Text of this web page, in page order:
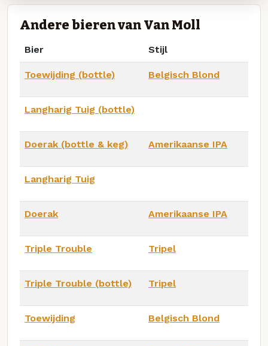
Andere bieren van Van Moll
Bier Stijl
Toewijding (bottle) Belgisch Blond
Langharig Tuig (bottle)
Doerak (bottle & keg) Amerikaanse IPA
Langharig Tuig
Doerak Amerikaanse IPA
Triple Trouble Tripel
Triple Trouble (bottle) Tripel
Toewijding Belgisch Blond